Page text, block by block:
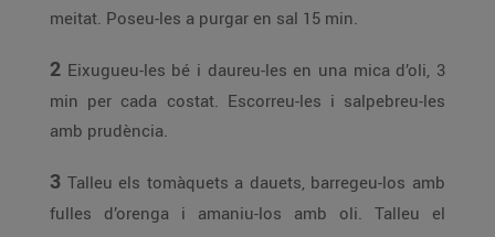
meitat. Poseu-les a purgar en sal 15 min.
2 Eixugueu-les bé i daureu-les en una mica d’oli, 3
min per cada costat. Escorreu-les i salpebreu-les
amb prudència.
3 Talleu els tomàquets a dauets, barregeu-los amb
fulles d’orenga i amaniu-los amb oli. Talleu el